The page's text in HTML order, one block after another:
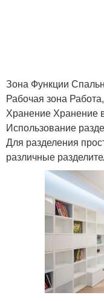
Зона Функции
Рабочая зона
Хранение Хранение
Использование
Для разделения
различные